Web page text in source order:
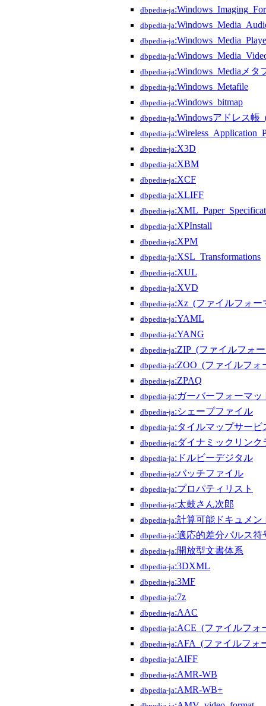
dbpedia-ja
dbpedia-ja
dbpedia-ja
dbpedia-ja
dbpedia-ja:Windows_Mediaメタ
dbpedia-ja:Windows_Metafile
dbpedia-ja:Windows_bitmap
dbpedia-ja:Windowsアドレス帳
dbpedia-ja
dbpedia-ja:X3D
dbpedia-ja:XBM
dbpedia-ja:XCF
dbpedia-ja:XLIFF
dbpedia-ja
dbpedia-ja:XPInstall
dbpedia-ja:XPM
dbpedia-ja:XSL_Transformations
dbpedia-ja:XUL
dbpedia-ja:XVD
dbpedia-ja:Xz_(ファイルフォー
dbpedia-ja:YAML
dbpedia-ja:YANG
dbpedia-ja:ZIP_(ファイルフォ
dbpedia-ja:ZOO_(ファイルフォ
dbpedia-ja:ZPAQ
dbpedia-ja:ガーバーフォーマッ
dbpedia-ja:シェープファイル
dbpedia-ja:タイルマップサービ
dbpedia-ja:ダイナミックリンク
dbpedia-ja:ドルビーデジタル
dbpedia-ja:バッチファイル
dbpedia-ja:プロパティリスト
dbpedia-ja:太鼓さん次郎
dbpedia-ja:計算可能ドキュメン
dbpedia-ja:適応的差分パルス符
dbpedia-ja:開放型文書体系
dbpedia-ja:3DXML
dbpedia-ja:3MF
dbpedia-ja:7z
dbpedia-ja:AAC
dbpedia-ja:ACE_(ファイルフォ
dbpedia-ja:AFA_(ファイルフォ
dbpedia-ja:AIFF
dbpedia-ja:AMR-WB
dbpedia-ja:AMR-WB+